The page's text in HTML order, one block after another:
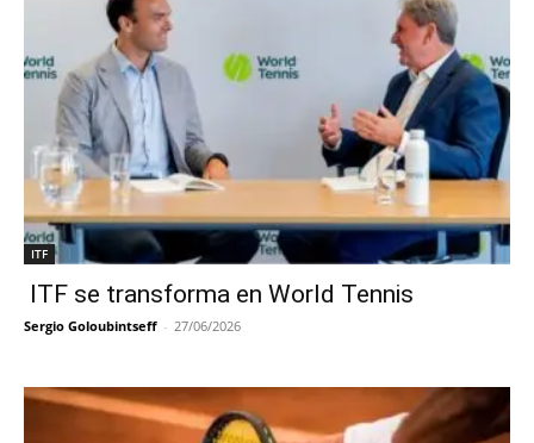
ITF
ITF se transforma en World Tennis
Sergio Goloubintseff - 27/06/2026